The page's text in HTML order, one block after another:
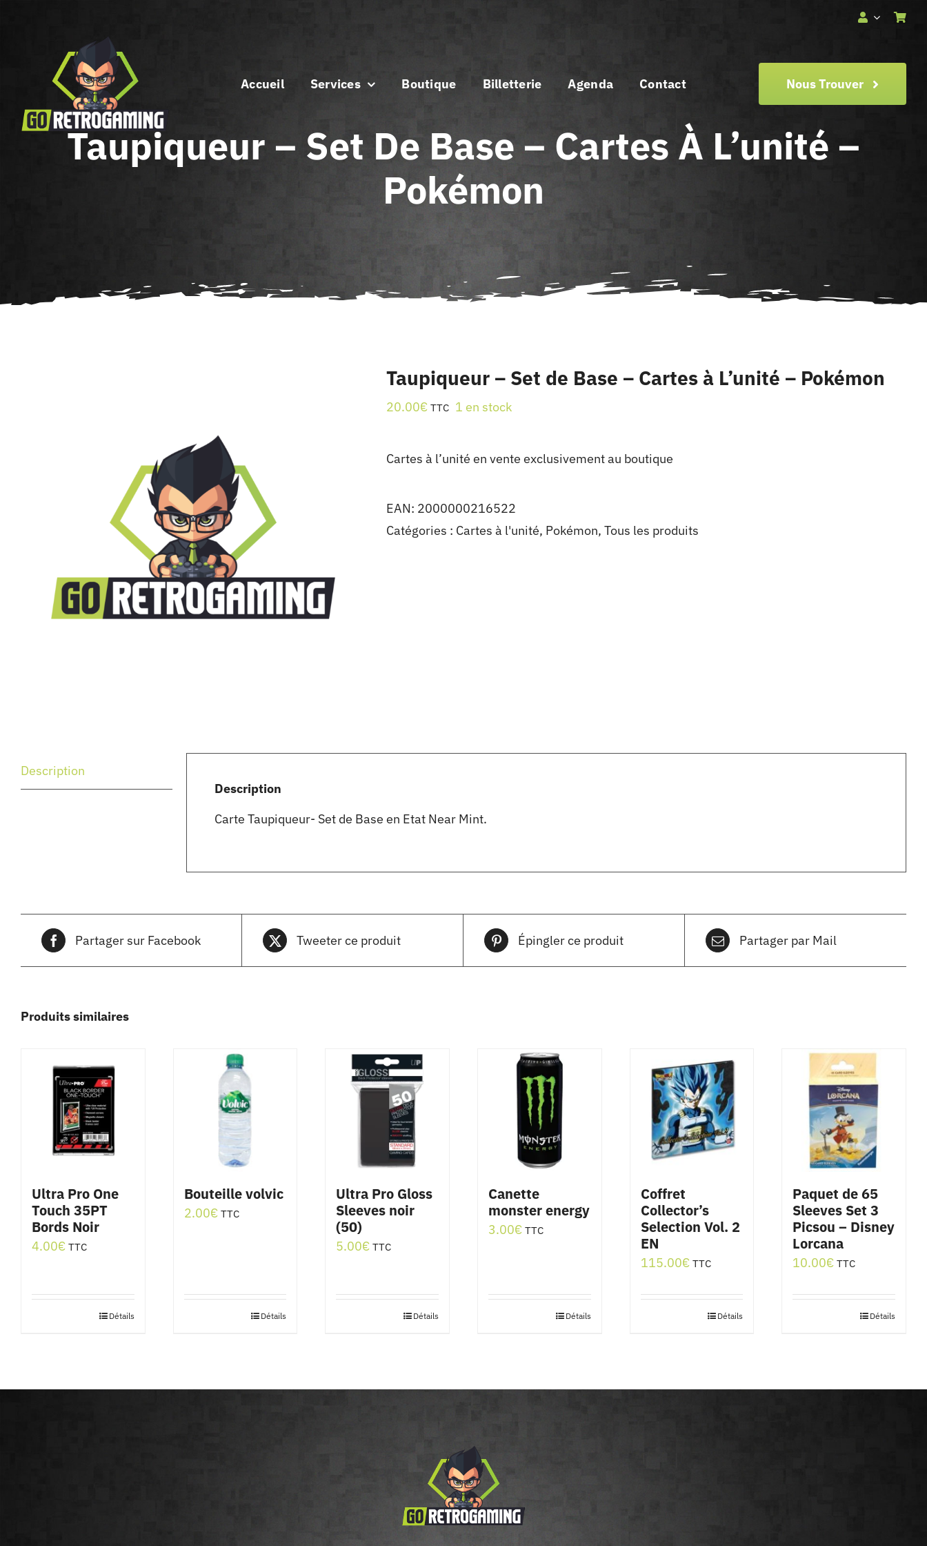
Accueil
Services Boutique Billetterie Agenda Contact Nous Trouver
Taupiqueur – Set De Base – Cartes À L’unité –
Pokémon
Taupiqueur – Set de Base – Cartes à L’unité – Pokémon
20.00€ TTC 1 en stock
Cartes à l’unité en vente exclusivement au boutique
EAN: 2000000216522
Catégories : Cartes à l'unité, Pokémon, Tous les produits
Description
Description
Carte Taupiqueur- Set de Base en Etat Near Mint.
Partager sur Facebook Tweeter ce produit Épingler ce produit Partager par Mail
Produits similaires
Ultra Pro One
Touch 35PT
Bords Noir
4.00€ TTC
Détails
Bouteille volvic
2.00€ TTC
Détails
Ultra Pro Gloss
Sleeves noir
(50)
5.00€ TTC
Détails
Canette
monster energy
3.00€ TTC
Détails
Coffret
Collector’s
Selection Vol. 2
EN
115.00€ TTC
Détails
Paquet de 65
Sleeves Set 3
Picsou – Disney
Lorcana
10.00€ TTC
Détails